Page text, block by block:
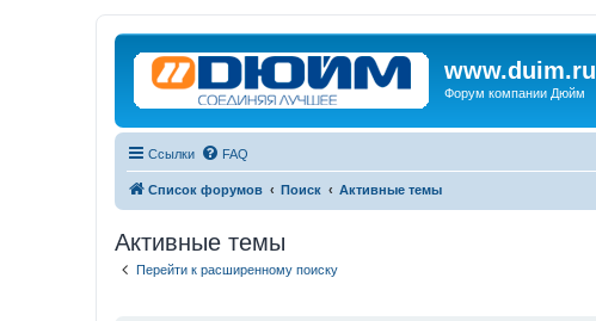
www.duim.ru
Форум компании Дюйм
Ссылки FAQ
Список форумов Поиск Активные темы
Активные темы
Перейти к расширенному поиску